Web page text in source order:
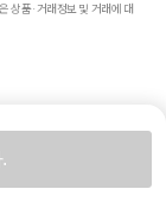
상품·거래정보 및 거래에 대